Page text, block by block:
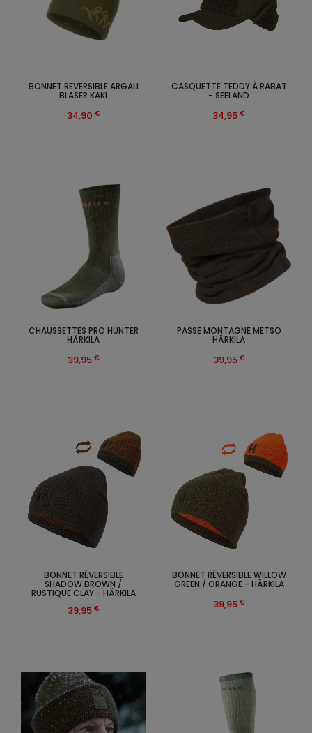
CHAUSSETTES PRO HUNTER
HÄRKILA
39,95 €
PASSE MONTAGNE METSO
HÄRKILA
39,95 €
BONNET REVERSIBLE ARGALI
BLASER KAKI
34,90 €
CASQUETTE TEDDY À RABAT
- SEELAND
34,95 €
BONNET RÉVERSIBLE
SHADOW BROWN /
RUSTIQUE CLAY - HÄRKILA
39,95 €
BONNET RÉVERSIBLE WILLOW
GREEN / ORANGE - HÄRKILA
39,95 €